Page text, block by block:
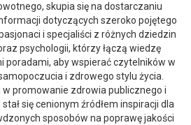
skupia się na dostarczaniu
dotyczących szeroko pojętego
i specjaliści z różnych dziedzin
psychologii, którzy łączą wiedzę
poradami, aby wspierać czytelników w
i zdrowego stylu życia.
w promowanie zdrowia publicznego i
się cenionym źródłem inspiracji dla
sposobów na poprawę jakości